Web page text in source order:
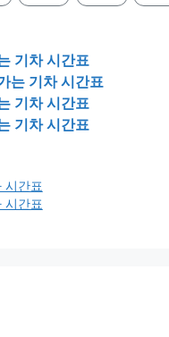
기차 시간표
는 기차 시간표
기차 시간표
기차 시간표
시간표
시간표